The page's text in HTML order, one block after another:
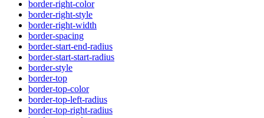
border-right-color
border-right-style
border-right-width
border-spacing
border-start-end-radius
border-start-start-radius
border-style
border-top
border-top-color
border-top-left-radius
border-top-right-radius